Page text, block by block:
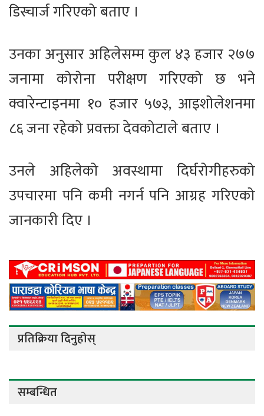
डिस्चार्ज गरिएको बताए ।
उनका अनुसार अहिलेसम्म कुल ४३ हजार २७७
जनामा कोरोना परीक्षण गरिएको छ भने
क्वारेन्टाइनमा १० हजार ५७३, आइशोलेशनमा
८६ जना रहेको प्रवक्ता देवकोटाले बताए ।
उनले अहिलेको अवस्थामा दिर्घरोगीहरुको
उपचारमा पनि कमी नगर्न पनि आग्रह गरिएको
जानकारी दिए ।
प्रतिक्रिया दिनुहोस्
सम्बन्धित